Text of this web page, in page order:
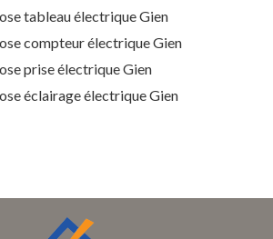
tableau électrique Gien
compteur électrique Gien
prise électrique Gien
éclairage électrique Gien